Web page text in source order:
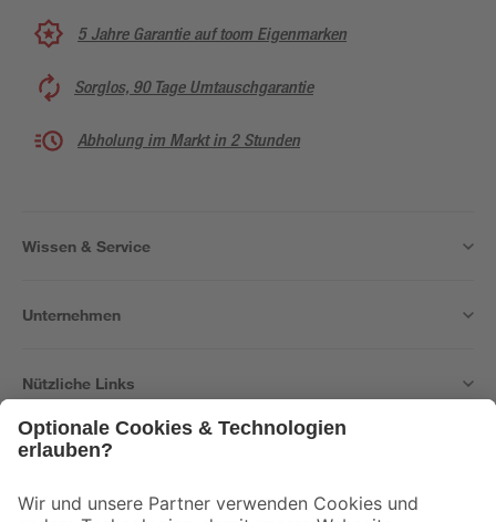
5 Jahre Garantie auf toom Eigenmarken
Sorglos, 90 Tage Umtauschgarantie
Abholung im Markt in 2 Stunden
Wissen & Service
Unternehmen
Nützliche Links
Der toom Newsletter: Keine Angebote und Aktionen mehr verpassen!